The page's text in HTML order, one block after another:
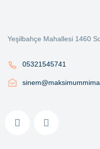
Yeşilbahçe Mahallesi 1460
05321545741